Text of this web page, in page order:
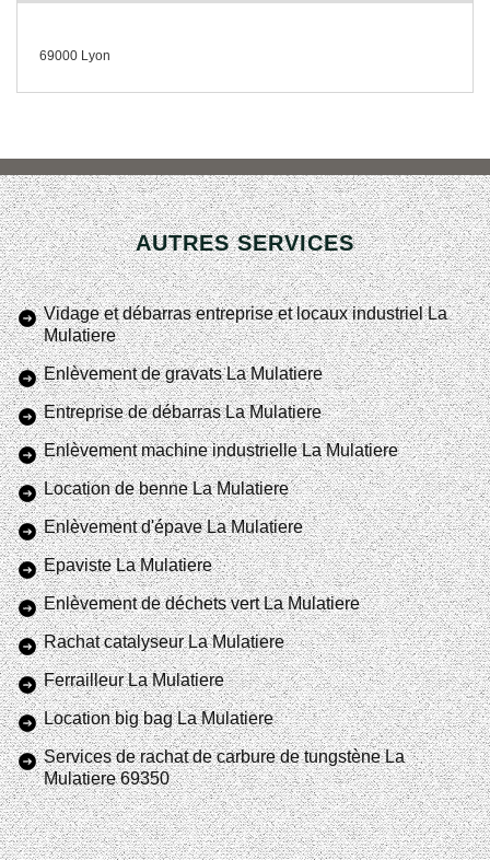
69000 Lyon
AUTRES SERVICES
Vidage et débarras entreprise et locaux industriel La
Mulatiere
Enlèvement de gravats La Mulatiere
Entreprise de débarras La Mulatiere
Enlèvement machine industrielle La Mulatiere
Location de benne La Mulatiere
Enlèvement d'épave La Mulatiere
Epaviste La Mulatiere
Enlèvement de déchets vert La Mulatiere
Rachat catalyseur La Mulatiere
Ferrailleur La Mulatiere
Location big bag La Mulatiere
Services de rachat de carbure de tungstène La
Mulatiere 69350